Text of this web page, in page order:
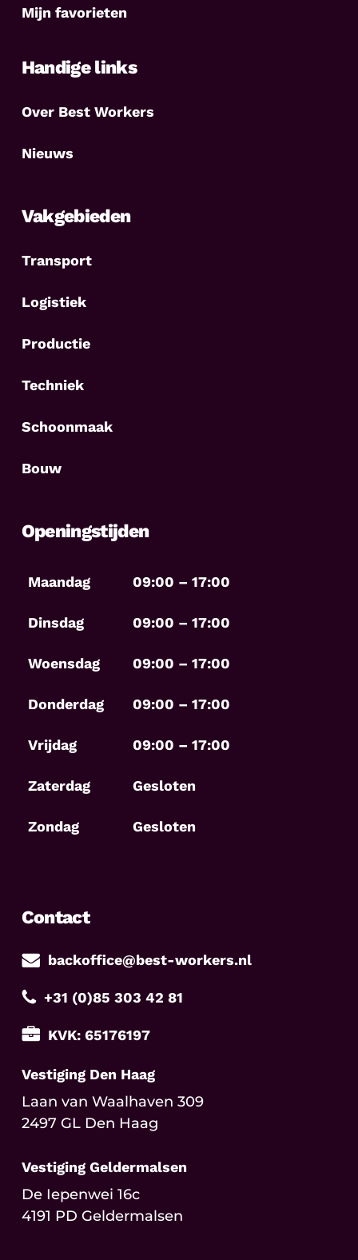
Mijn favorieten
Handige links
Over Best Workers
Nieuws
Vakgebieden
Transport
Logistiek
Productie
Techniek
Schoonmaak
Bouw
Openingstijden
Maandag 09:00 – 17:00
Dinsdag 09:00 – 17:00
Woensdag 09:00 – 17:00
Donderdag 09:00 – 17:00
Vrijdag 09:00 – 17:00
Zaterdag Gesloten
Zondag Gesloten
Contact
backoffice@best-workers.nl
+31 (0)85 303 42 81
KVK: 65176197
Vestiging Den Haag
Laan van Waalhaven 309
2497 GL Den Haag
Vestiging Geldermalsen
De Iepenwei 16c
4191 PD Geldermalsen